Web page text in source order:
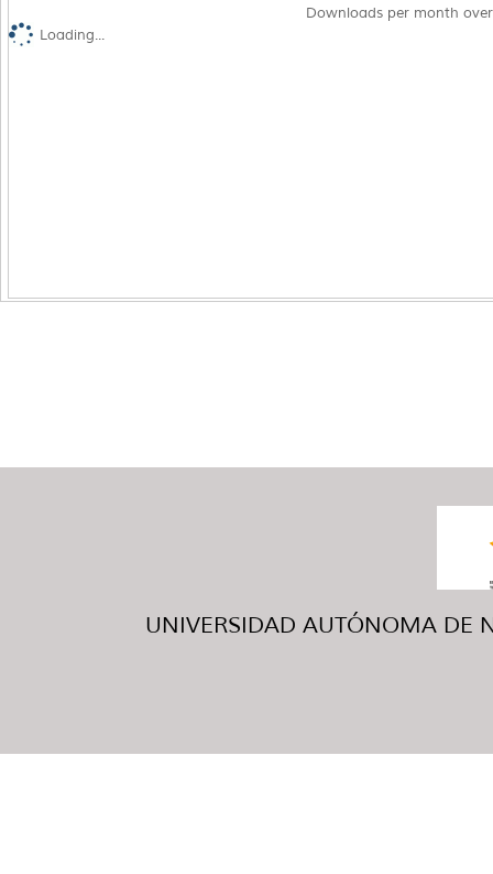
Downloads per month
Loading...
UNIVERSIDAD AUTÓNOMA DE